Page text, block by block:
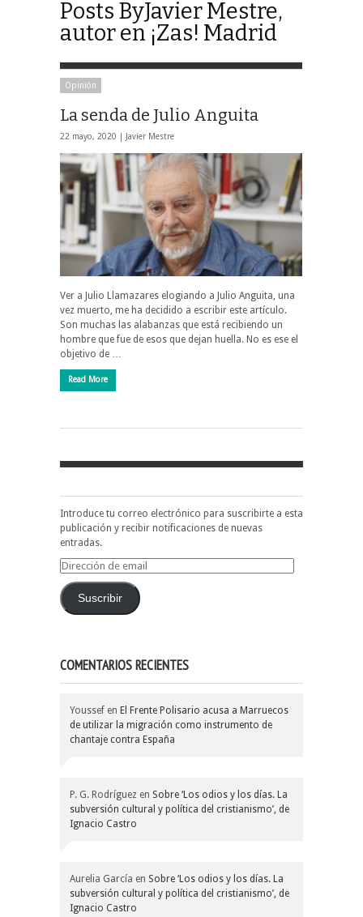
Posts ByJavier Mestre,
autor en ¡Zas! Madrid
Opinión
La senda de Julio Anguita
22 mayo, 2020 | Javier Mestre
Ver a Julio Llamazares elogiando a Julio Anguita, una
vez muerto, me ha decidido a escribir este artículo.
Son muchas las alabanzas que está recibiendo un
hombre que fue de esos que dejan huella. No es ese el
objetivo de …
Read More
Introduce tu correo electrónico para suscribirte a esta
publicación y recibir notificaciones de nuevas
entradas.
Dirección
emailSuscribir
COMENTARIOS RECIENTES
Youssef en El Frente Polisario acusa a Marruecos
de utilizar la migración como instrumento de
chantaje contra España
P. G. Rodríguez en Sobre ‘Los odios y los días. La
subversión cultural y política del cristianismo’, de
Ignacio Castro
Aurelia García en Sobre ‘Los odios y los días. La
subversión cultural y política del cristianismo’, de
Ignacio Castro